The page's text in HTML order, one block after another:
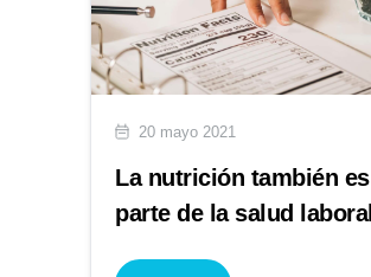
20 mayo 2021
La nutrición también es
parte de la salud laboral